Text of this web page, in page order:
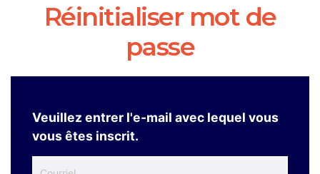
Réinitialiser mot de
passe
Veuillez entrer l'e-mail avec lequel vous
vous êtes inscrit.